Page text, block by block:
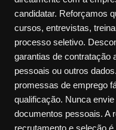
candidatar. Reforçamos
cursos, entrevistas,
processo seletivo.
garantias de contratação
pessoais ou outros
promessas de emprego
qualificação. Nunca
documentos pessoais. A
recrutamento e seleção